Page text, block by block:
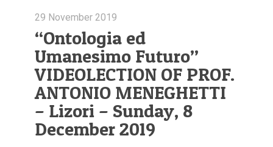
29 November 2019
“Ontologia ed
Umanesimo Futuro”
VIDEOLECTION OF PROF.
ANTONIO MENEGHETTI
– Lizori – Sunday, 8
December 2019